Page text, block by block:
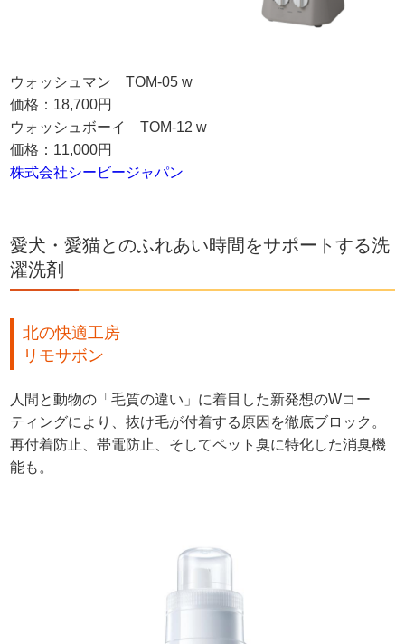
ウォッシュマン TOM-05 w
価格：18,700円
ウォッシュボーイ TOM-12 w
価格：11,000円
株式会社シービージャパン
愛犬・愛猫とのふれあい時間をサポートする洗
濯洗剤
北の快適工房
リモサボン
人間と動物の「毛質の違い」に着目した新発想のWコー
ティングにより、抜け毛が付着する原因を徹底ブロック。
再付着防止、帯電防止、そしてペット臭に特化した消臭機
能も。